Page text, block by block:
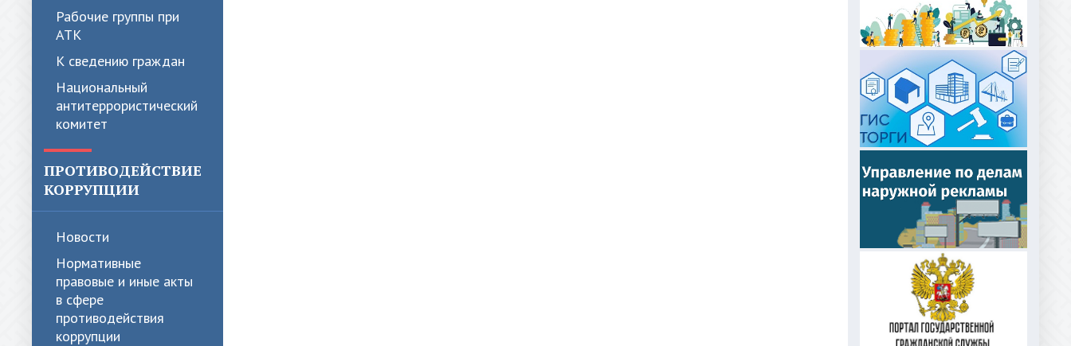
Рабочие группы при
АТК
К сведению граждан
Национальный
антитеррористический
комитет
ПРОТИВОДЕЙСТВИЕ
КОРРУПЦИИ
Новости
Нормативные
правовые и иные акты
в сфере
противодействия
коррупции